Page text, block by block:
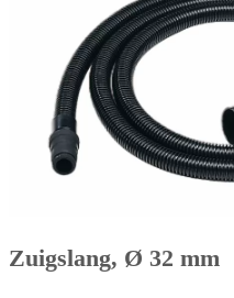
Zuigslang, Ø 32 mm